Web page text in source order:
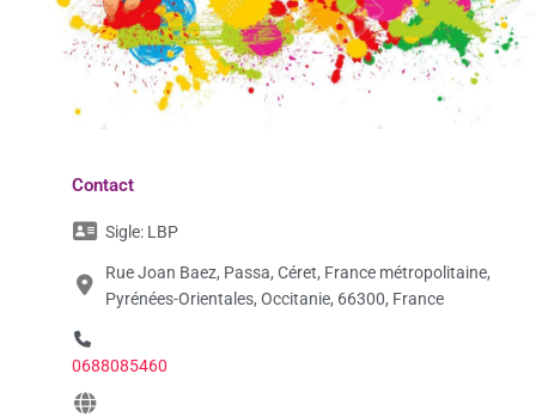
Contact
Sigle: LBP
Rue Joan Baez, Passa, Céret, France métropolitaine,
Pyrénées-Orientales, Occitanie, 66300, France
0688085460